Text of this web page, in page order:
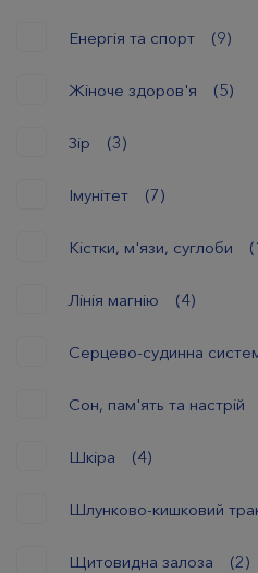
Енергія та спорт (9)
Жіноче здоров'я (5)
Зір (3)
Імунітет (7)
Кістки, м'язи, суглоби
Лінія магнію (4)
Серцево-судинна
Сон, пам'ять та настрій
Шкіра (4)
Шлунково-кишковий
Щитовидна залоза (2)